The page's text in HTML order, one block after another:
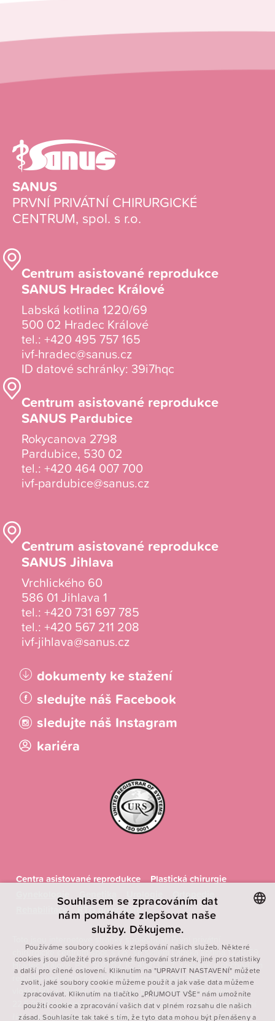
SANUS
PRVNÍ PRIVÁTNÍ CHIRURGICKÉ
CENTRUM, spol. s r.o.
Centrum asistované reprodukce
SANUS Hradec Králové
Labská kotlina 1220/69
500 02 Hradec Králové
tel.: +420 495 757 165
ivf-hradec@sanus.cz
ID datové schránky: 39i7hqc
Centrum asistované reprodukce
SANUS Pardubice
Rokycanova 2798
Pardubice, 530 02
tel.: +420 464 007 700
ivf-pardubice@sanus.cz
Centrum asistované reprodukce
SANUS Jihlava
Vrchlického 60
586 01 Jihlava 1
tel.: +420 731 697 785
tel.: +420 567 211 208
ivf-jihlava@sanus.cz
dokumenty ke stažení
sledujte náš Facebook
sledujte náš Instagram
kariéra
Centra asistované reprodukce
Plastická chirurgie
Ortopedie
Rehabilitace
RTG pracoviště
Toto jsou internetové stránky společnosti První privátní
chirurgické centrum spol. s r.o., se sídlem Labská kotlina 1220/69,
Hradec Králové, PSČ 500 02, IČ: 49813692, zapsané v obchodním
rejstříku vedeném Krajským soudem v Hradci Králové, oddíl C,
vložka 5023. Společnost přestala být s účinností ode dne
22.5.2021 členem koncernu SYNBIOL, a to na základě oznámení
řídící osoby koncernu – společnosti SynBiol, a.s., IČO 26014343.
ENGLISH
POLISH
FRENCH
Souhlasem se zpracováním dat
nám pomáháte zlepšovat naše
služby. Děkujeme.
Používáme soubory cookies k zlepšování našich služeb. Některé
cookies jsou důležité pro správné fungování stránek, jiné pro statistiky
a další pro cílené oslovení. Kliknutím na "UPRAVIT NASTAVENÍ" můžete
zvolit, jaké soubory cookie můžeme použít a jak vaše data můžeme
zpracovávat. Kliknutím na tlačítko „PŘIJMOUT VŠE“ nám umožníte
použití cookie a zpracování vašich dat v plném rozsahu dle našich
zásad. Souhlasíte tak také s tím, že tyto data mohou být přenášeny a